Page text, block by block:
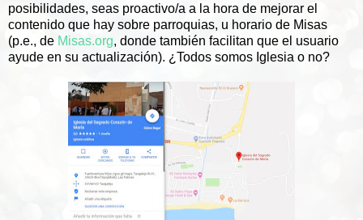
posibilidades, seas proactivo/a a la hora de mejorar el
contenido que hay sobre parroquias, u horario de Misas
(p.e., de Misas.org, donde también facilitan que el usuario
ayude en su actualización). ¿Todos somos Iglesia o no?